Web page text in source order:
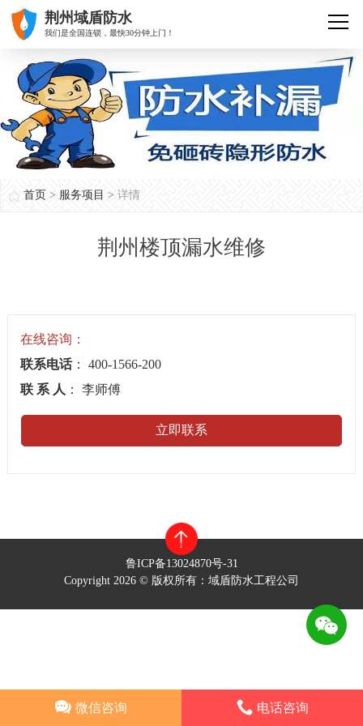
荆州域盾防水
我们是全国连锁，最快30分钟上门！
首页 > 服务项目 > 详情
荆州楼顶漏水维修
在线咨询：
联系电话： 400-1566-200
联 系 人 ： 李师傅
立即联系
鲁ICP备13024870号-31
Copyright 2026 © 版权所有：域盾防水工程公司
微信咨询 电话咨询